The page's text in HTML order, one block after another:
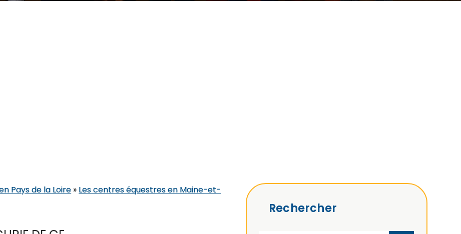
Pays de la Loire » Les centres équestres en Maine-et-
Rechercher